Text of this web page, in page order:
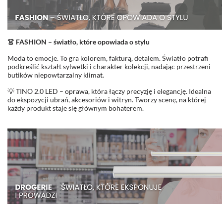
👗 FASHION – światło, które opowiada o stylu
Moda to emocje. To gra kolorem, fakturą, detalem. Światło potrafi
podkreślić kształt sylwetki i charakter kolekcji, nadając przestrzeni
butików niepowtarzalny klimat.
💡 TINO 2.0 LED – oprawa, która łączy precyzję i elegancję. Idealna
do ekspozycji ubrań, akcesoriów i witryn. Tworzy scenę, na której
każdy produkt staje się głównym bohaterem.